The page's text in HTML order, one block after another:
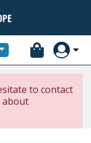
to contact
about